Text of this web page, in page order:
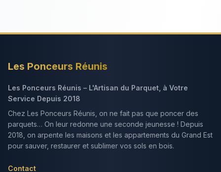
Les Ponceurs Réunis
Les Ponceurs Réunis – L'Artisan du Parquet, à Votre
Service Depuis 2018
Chez Les Ponceurs Réunis, on ne fait pas que poncer des
parquets… On leur redonne une seconde jeunesse ! Depuis
2018, on arpente les maisons et les appartements du Grand Est
pour sauver, restaurer et sublimer vos sols en bois.
Contact